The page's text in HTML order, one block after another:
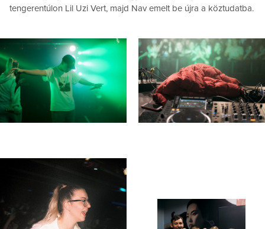
tengerentúlon Lil Uzi Vert, majd Nav emelt be újra a köztudatba.